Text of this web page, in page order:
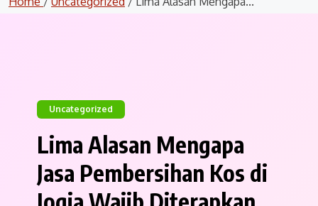
Uncategorized
Lima Alasan Mengapa
Jasa Pembersihan Kos di